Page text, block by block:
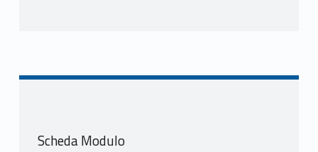
Economia e Management LM-77 R
Scheda Modulo